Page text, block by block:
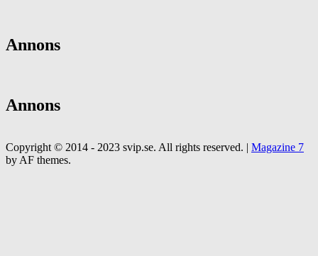
Annons
Annons
Copyright © 2014 - 2023 svip.se. All rights reserved. | Magazine 7
by AF themes.